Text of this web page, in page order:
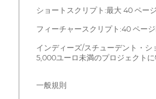
ショートスクリプト:最大 40 ページ
フィーチャースクリプト:40 ページ
インディーズ/スチューデント・シ
5,000ユーロ未満のプロジェクトに
一般規則